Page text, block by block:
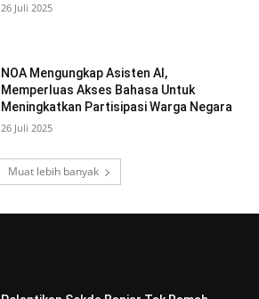
26 Juli 2025
NOA Mengungkap Asisten AI,
Memperluas Akses Bahasa Untuk
Meningkatkan Partisipasi Warga Negara
26 Juli 2025
Muat lebih banyak